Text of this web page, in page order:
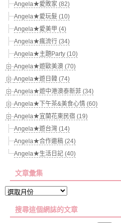
Angela★愛敗家 (82)
Angela★愛玩髮 (10)
Angela★愛美甲 (4)
Angela★瘋流行 (34)
Angela★主題Party (10)
Angela★遊歐美澳 (70)
Angela★遊日韓 (74)
Angela★遊中港澳泰新菲 (34)
Angela★下午茶&美食心情 (60)
Angela★宜蘭花東民宿 (19)
Angela★遊台灣 (14)
Angela★合作邀稿 (24)
Angela★生活日記 (40)
文章彙集
文
彙
搜尋這個網誌的文章